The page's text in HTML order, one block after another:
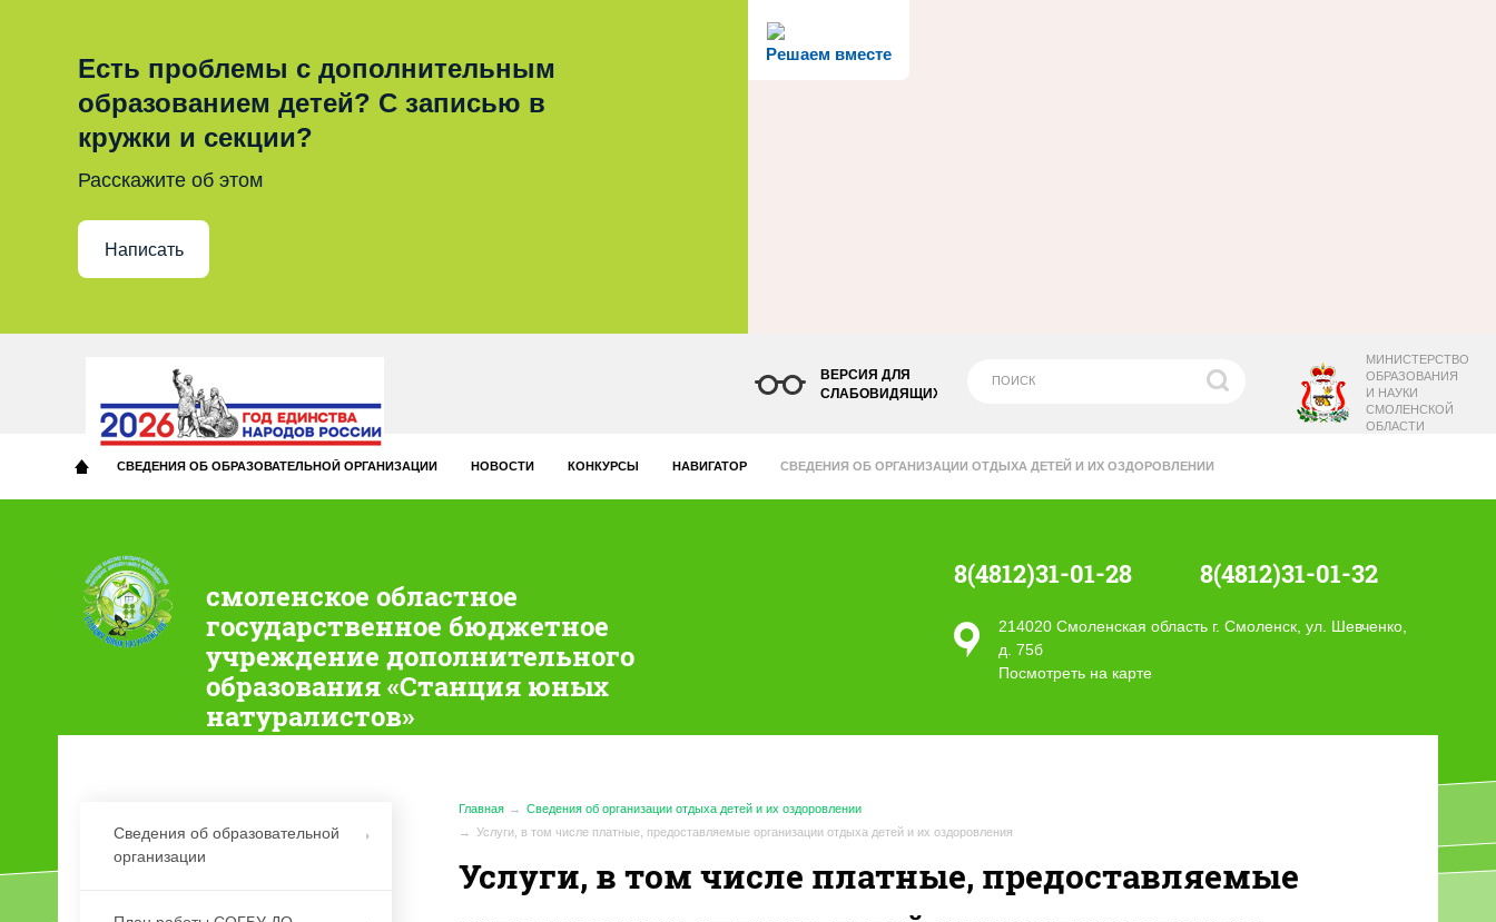
Решаем вместе
Есть проблемы с дополнительным
образованием детей? С записью в
кружки и секции?
Расскажите об этом
Написать
МИНИСТЕРСТВО
ОБРАЗОВАНИЯ
И НАУКИ
СМОЛЕНСКОЙ
ОБЛАСТИ
ВЕРСИЯ ДЛЯ
СЛАБОВИДЯЩИХ
СВЕДЕНИЯ ОБ ОБРАЗОВАТЕЛЬНОЙ ОРГАНИЗАЦИИ НОВОСТИ КОНКУРСЫ НАВИГАТОР СВЕДЕНИЯ ОБ ОРГАНИЗАЦИИ ОТДЫХА ДЕТЕЙ И ИХ ОЗДОРОВЛЕНИИ
смоленское областное
государственное бюджетное
учреждение дополнительного
образования «Станция юных
натуралистов»
8(4812)31-01-28 8(4812)31-01-32
214020 Смоленская область г. Смоленск, ул. Шевченко,
д. 75б
Посмотреть на карте
Главная
Сведения об организации отдыха детей и их оздоровлении
Услуги, в том числе платные, предоставляемые организации отдыха детей и их оздоровления
Услуги, в том числе платные, предоставляемые
Сведения об образовательной
организации